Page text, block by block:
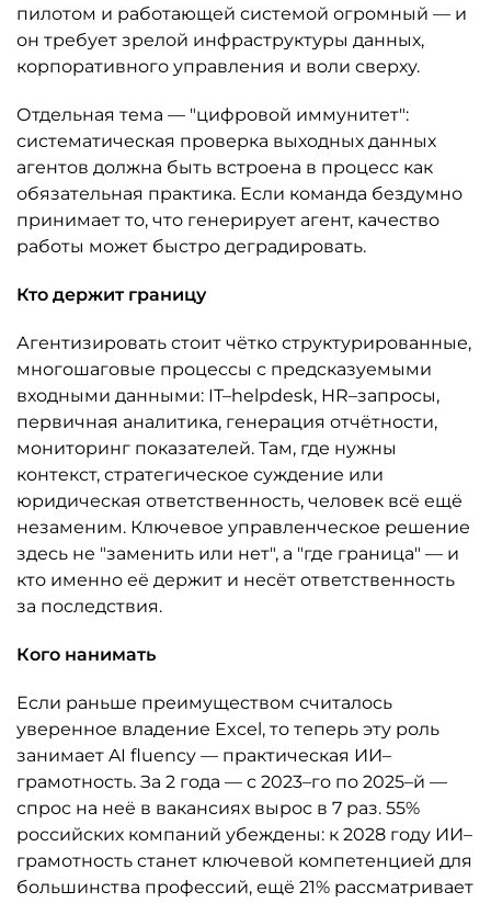
пилотом и работающей системой огромный — и
он требует зрелой инфраструктуры данных,
корпоративного управления и воли сверху.
Отдельная тема — "цифровой иммунитет":
систематическая проверка выходных данных
агентов должна быть встроена в процесс как
обязательная практика. Если команда бездумно
принимает то, что генерирует агент, качество
работы может быстро деградировать.
Кто держит границу
Агентизировать стоит чётко структурированные,
многошаговые процессы с предсказуемыми
входными данными: IT–helpdesk, HR–запросы,
первичная аналитика, генерация отчётности,
мониторинг показателей. Там, где нужны
контекст, стратегическое суждение или
юридическая ответственность, человек всё ещё
незаменим. Ключевое управленческое решение
здесь не "заменить или нет", а "где граница" — и
кто именно её держит и несёт ответственность
за последствия.
Кого нанимать
Если раньше преимуществом считалось
уверенное владение Excel, то теперь эту роль
занимает AI fluency — практическая ИИ–
грамотность. За 2 года — с 2023–го по 2025–й —
спрос на неё в вакансиях вырос в 7 раз. 55%
российских компаний убеждены: к 2028 году ИИ–
грамотность станет ключевой компетенцией для
большинства профессий, ещё 21% рассматривает